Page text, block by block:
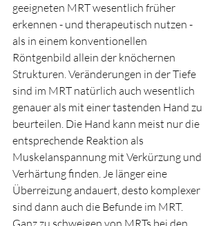
geeigneten MRT wesentlich früher
erkennen - und therapeutisch nutzen -
als in einem konventionellen
Röntgenbild allein der knöchernen
Strukturen. Veränderungen in der Tiefe
sind im MRT natürlich auch wesentlich
genauer als mit einer tastenden Hand zu
beurteilen. Die Hand kann meist nur die
entsprechende Reaktion als
Muskelanspannung mit Verkürzung und
Verhärtung finden. Je länger eine
Überreizung andauert, desto komplexer
sind dann auch die Befunde im MRT.